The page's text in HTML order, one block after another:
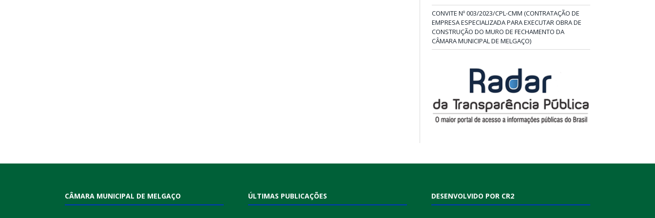
CONVITE Nº 003/2023/CPL-CMM (CONTRATAÇÃO DE
EMPRESA ESPECIALIZADA PARA EXECUTAR OBRA DE
CONSTRUÇÃO DO MURO DE FECHAMENTO DA
CÂMARA MUNICIPAL DE MELGAÇO)
CÂMARA MUNICIPAL DE MELGAÇO ÚLTIMAS PUBLICAÇÕES DESENVOLVIDO POR CR2